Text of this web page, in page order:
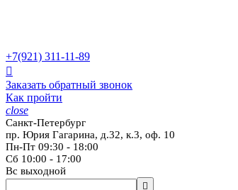
+7(921) 311-11-89

Заказать обратный звонок
Как пройти
close
Санкт-Петербург
пр. Юрия Гагарина, д.32, к.3, оф. 10
Пн-Пт 09:30 - 18:00
Сб 10:00 - 17:00
Вс выходной
